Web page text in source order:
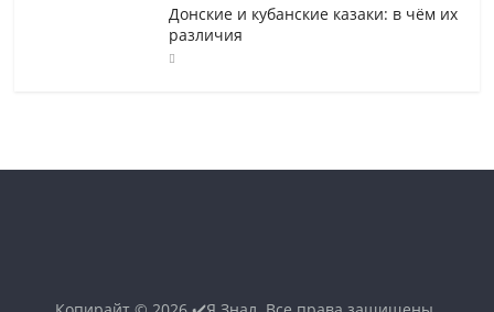
Донские и кубанские казаки: в чём их
различия